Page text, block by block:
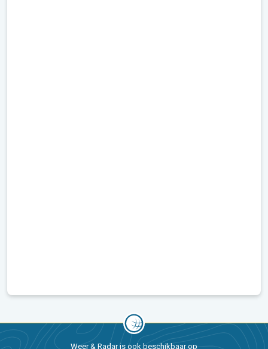
Weer & Radar is ook beschikbaar op